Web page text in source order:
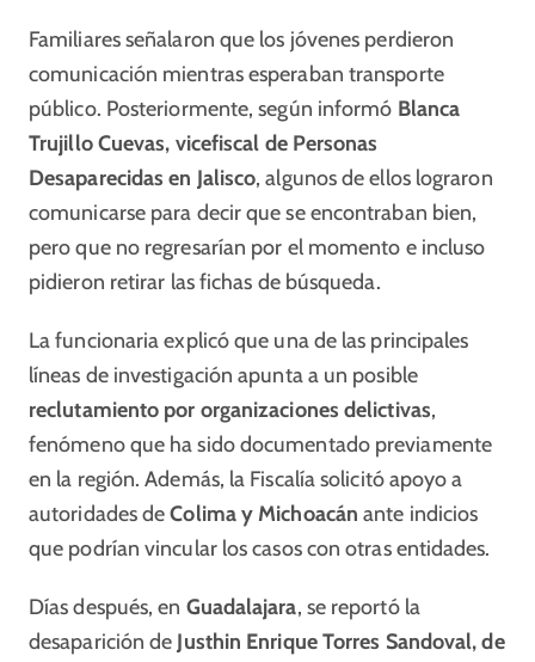
Familiares señalaron que los jóvenes perdieron
comunicación mientras esperaban transporte
público. Posteriormente, según informó Blanca
Trujillo Cuevas, vicefiscal de Personas
Desaparecidas en Jalisco, algunos de ellos lograron
comunicarse para decir que se encontraban bien,
pero que no regresarían por el momento e incluso
pidieron retirar las fichas de búsqueda.
La funcionaria explicó que una de las principales
líneas de investigación apunta a un posible
reclutamiento por organizaciones delictivas,
fenómeno que ha sido documentado previamente
en la región. Además, la Fiscalía solicitó apoyo a
autoridades deColima y Michoacán ante indicios
que podrían vincular los casos con otras entidades.
Días después, en Guadalajara, se reportó la
desaparición de Justhin Enrique Torres Sandoval, de